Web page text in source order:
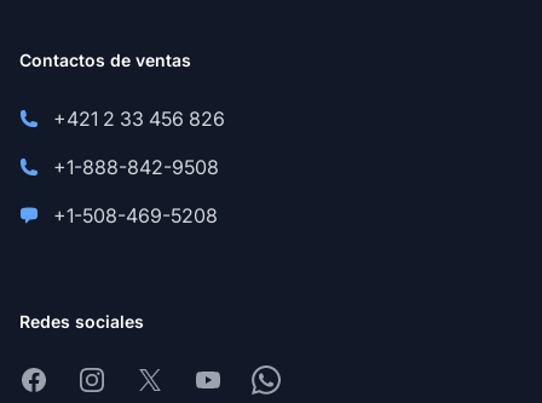
Contactos de ventas
+421 2 33 456 826
+1-888-842-9508
+1-508-469-5208
Redes sociales
FacebookInstagram
X YoutubeWhatsapp